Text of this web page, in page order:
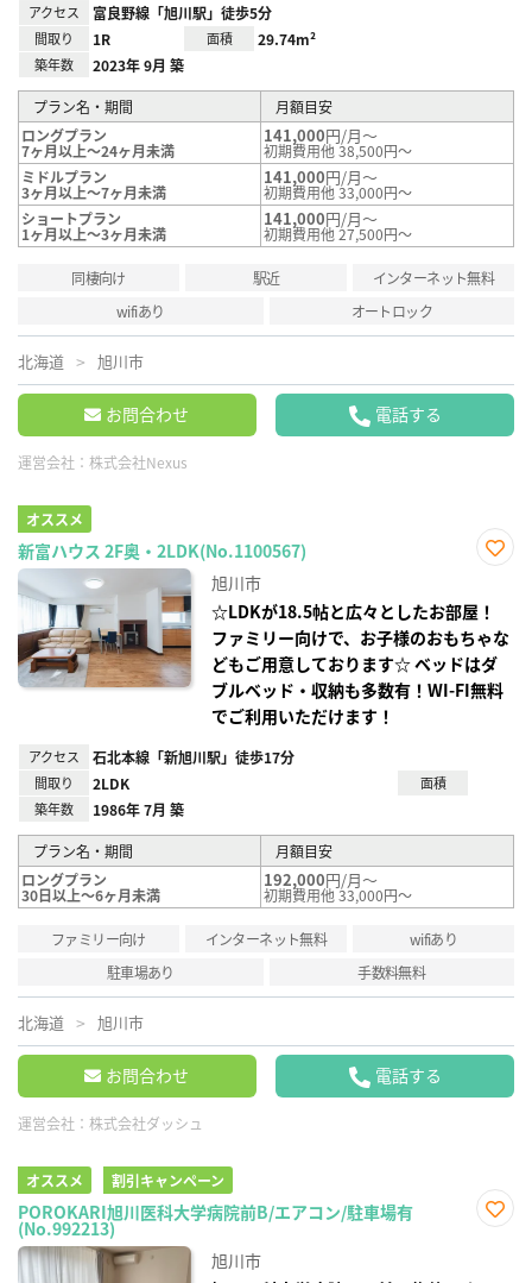
アクセス 富良野線「旭川駅」徒歩5分
間取り 1R 面積 29.74m²
築年数 2023年 9月 築
プラン名・期間
月額目安
ロングプラン
7ヶ月以上～24ヶ月未満
141,000円/月～
初期費用他 38,500円～
ミドルプラン
3ヶ月以上～7ヶ月未満
141,000円/月～
初期費用他 33,000円～
ショートプラン
1ヶ月以上～3ヶ月未満
141,000円/月～
初期費用他 27,500円～
同棲向け 駅近
インターネット無料
wifiあり
オートロック
北海道 旭川市
お問合わせ 電話する
運営会社： 株式会社Nexus
オススメ
新富ハウス 2F奥・2LDK(No.1100567)
り登
録
旭川市
☆LDKが18.5帖と広々としたお部屋！
ファミリー向けで、お子様のおもちゃな
どもご用意しております☆ ベッドはダ
ブルベッド・収納も多数有！WI-FI無料
でご利用いただけます！
アクセス 石北本線「新旭川駅」徒歩17分
間取り 2LDK
面積
築年数
1986年 7月 築
プラン名・期間
月額目安
ロングプラン
30日以上～6ヶ月未満
192,000円/月～
初期費用他 33,000円～
ファミリー向け インターネット無料
wifiあり
駐車場あり
手数料無料
北海道 旭川市
お問合わせ 電話する
運営会社： 株式会社ダッシュ
オススメ 割引キャンペーン
POROKARI旭川医科大学病院前B/エアコン/駐車場有
(No.992213)
旭川市